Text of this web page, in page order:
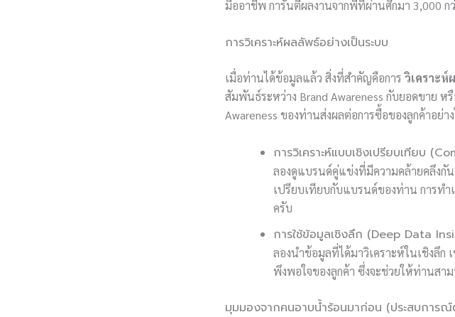
มืออาชีพ การันตีผลงานจากพี่ที่ผ่านศึกมา 3,000 ก
การวิเคราะห์ผลลัพธ์อย่างเป็นระบบ
เมื่อท่านได้ข้อมูลแล้ว สิ่งที่สำคัญคือการวิเคราะห์
สัมพันธ์ระหว่าง Brand Awareness กับยอดขาย
Awareness ของท่านส่งผลต่อการซื้อของลูกค้าอย่าง
การวิเคราะห์แบบเชิงเปรียบเทียบ
ลองดูแบรนด์คู่แข่งที่มีความคล้ายคลึงกัน
เปรียบเทียบกับแบรนด์ของท่าน การท
ครับ
การใช้ข้อมูลเชิงลึก (Deep Data
ลองนำข้อมูลที่ได้มาวิเคราะห์ในเชิงลึก
พึงพอใจของลูกค้า ซึ่งจะช่วยให้ท่านส
มุมมองจากคนอาบน้ำร้อนมาก่อน (ประสบการ